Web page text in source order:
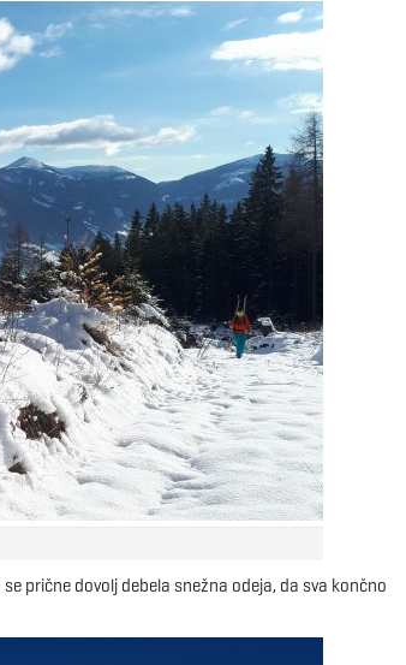
prične dovolj debela snežna odeja, da sva končno